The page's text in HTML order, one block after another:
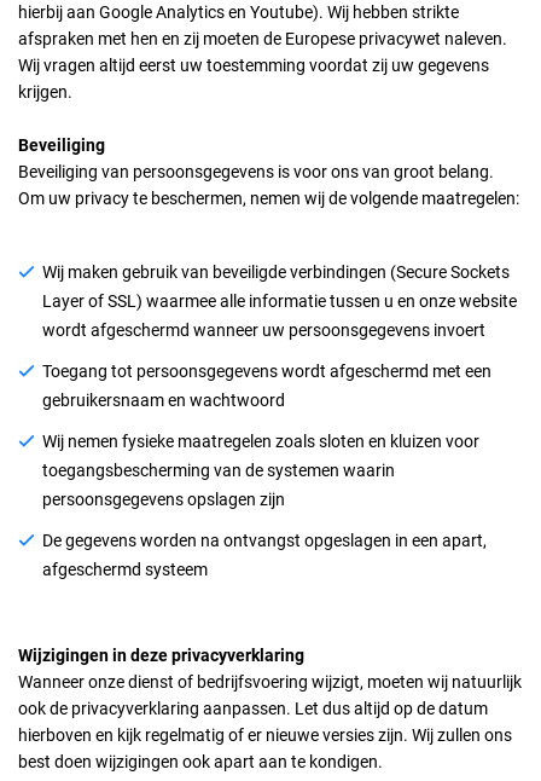
hierbij aan Google Analytics en Youtube). Wij hebben strikte
afspraken met hen en zij moeten de Europese privacywet naleven.
Wij vragen altijd eerst uw toestemming voordat zij uw gegevens
krijgen.
Beveiliging
Beveiliging van persoonsgegevens is voor ons van groot belang.
Om uw privacy te beschermen, nemen wij de volgende maatregelen:
Wij maken gebruik van beveiligde verbindingen (Secure Sockets
Layer of SSL) waarmee alle informatie tussen u en onze website
wordt afgeschermd wanneer uw persoonsgegevens invoert
Toegang tot persoonsgegevens wordt afgeschermd met een
gebruikersnaam en wachtwoord
Wij nemen fysieke maatregelen zoals sloten en kluizen voor
toegangsbescherming van de systemen waarin
persoonsgegevens opslagen zijn
De gegevens worden na ontvangst opgeslagen in een apart,
afgeschermd systeem
Wijzigingen in deze privacyverklaring
Wanneer onze dienst of bedrijfsvoering wijzigt, moeten wij natuurlijk
ook de privacyverklaring aanpassen. Let dus altijd op de datum
hierboven en kijk regelmatig of er nieuwe versies zijn. Wij zullen ons
best doen wijzigingen ook apart aan te kondigen.